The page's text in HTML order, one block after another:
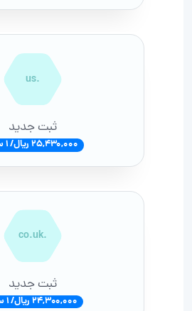
.us
ثبت جدید
25,430,000 ریال/ 1 سال
.co.uk
ثبت جدید
24,300,000 ریال/ 1 سال